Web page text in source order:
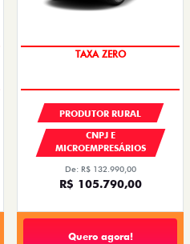
TAXA ZERO
PRODUTOR RURAL
CNPJ E
MICROEMPRESÁRIOS
De: R$ 132.990,00
R$ 105.790,00
Quero agora!